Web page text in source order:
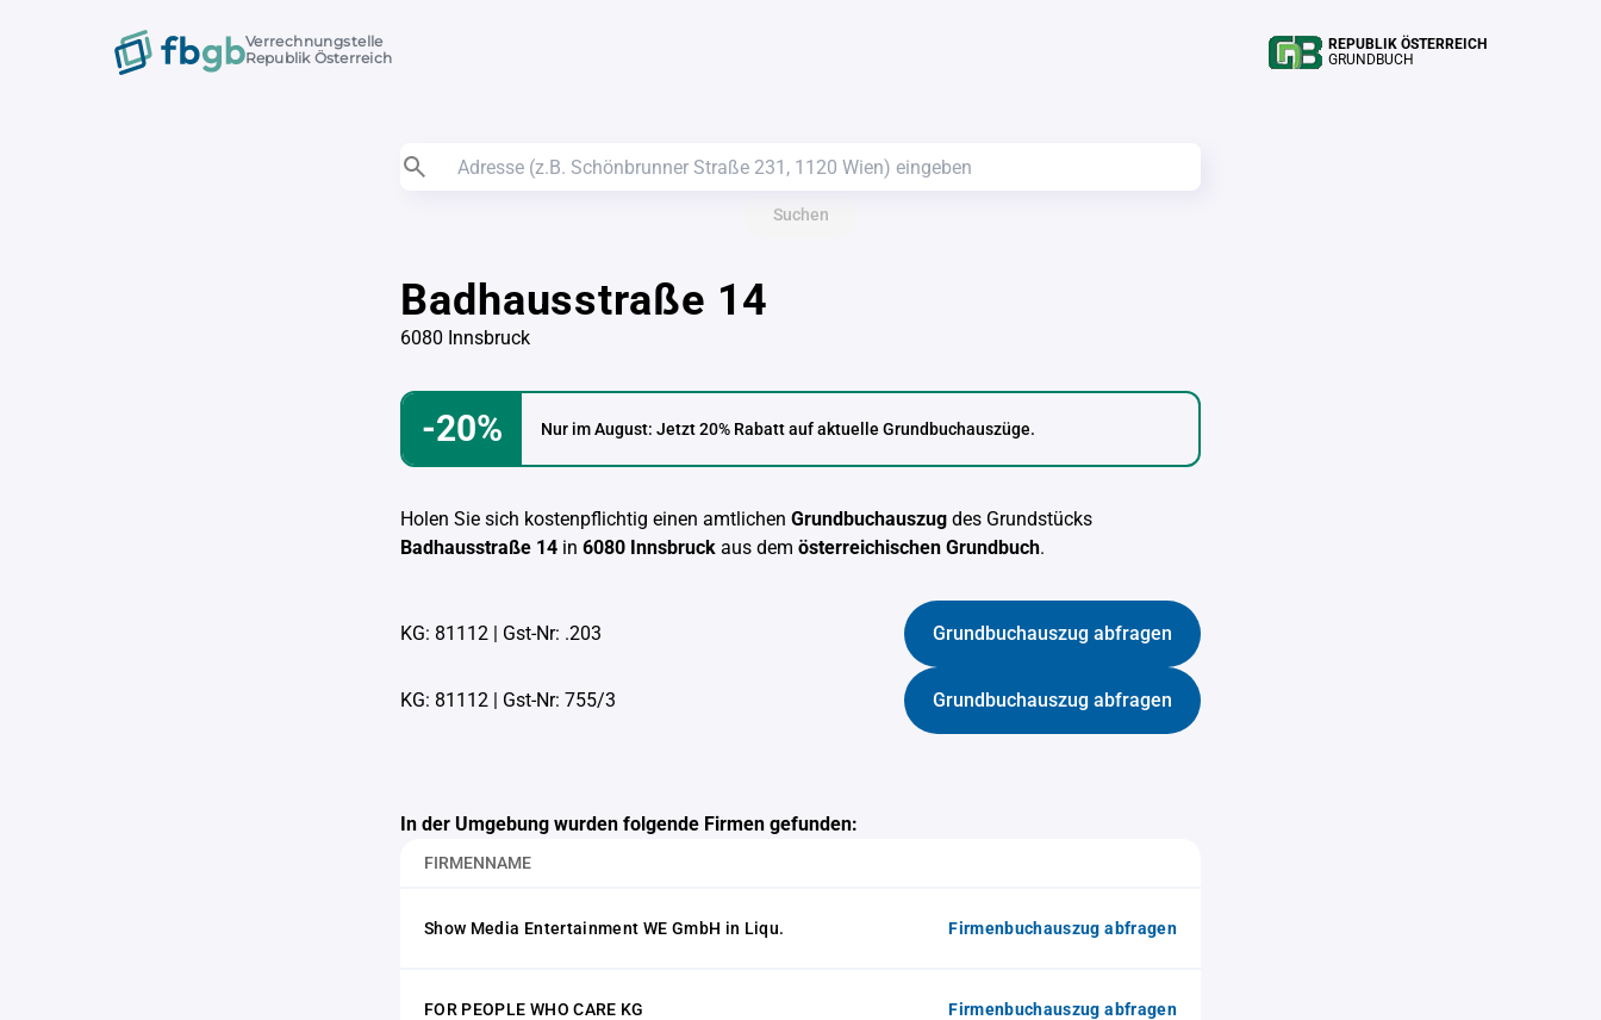
Verrechnungstelle
Republik Österreich
REPUBLIK ÖSTERREICH
GRUNDBUCH
Suchen
Badhausstraße 14
6080 Innsbruck
-20% Nur im August: Jetzt 20% Rabatt auf aktuelle Grundbuchauszüge.
Holen Sie sich kostenpflichtig einen amtlichen Grundbuchauszug des Grundstücks
Badhausstraße 14 in 6080 Innsbruck aus dem österreichischen Grundbuch.
KG: 81112 | Gst-Nr: .203 Grundbuchauszug abfragen
KG: 81112 | Gst-Nr: 755/3 Grundbuchauszug abfragen
In der Umgebung wurden folgende Firmen gefunden:
FIRMENNAME
Show Media Entertainment WE GmbH in Liqu. Firmenbuchauszug abfragen
FOR PEOPLE WHO CARE KG Firmenbuchauszug abfragen